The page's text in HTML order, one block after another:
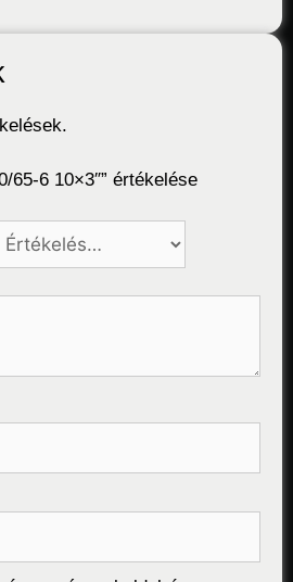
65-6 10×3″” értékelése